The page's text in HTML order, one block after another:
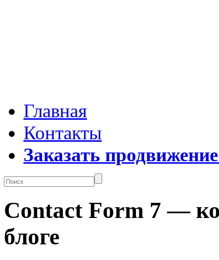
Главная
Контакты
Заказать
Contact Form 7 —
блоге